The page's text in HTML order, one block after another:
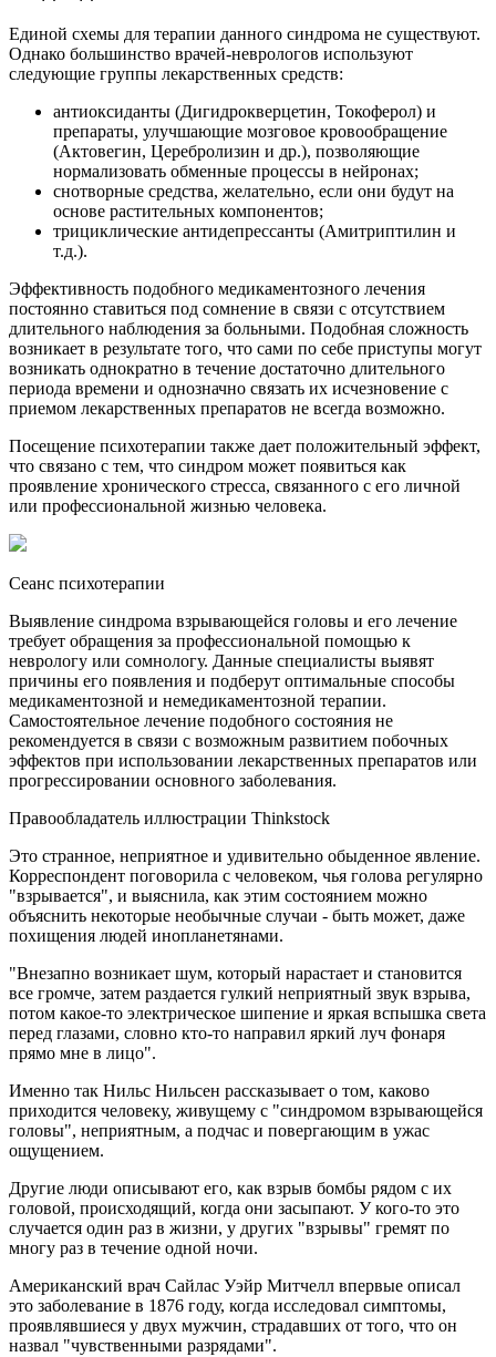
Единой схемы для терапии данного синдрома не существуют.
Однако большинство врачей-неврологов используют
следующие группы лекарственных средств:
антиоксиданты (Дигидрокверцетин, Токоферол) и
препараты, улучшающие мозговое кровообращение
(Актовегин, Церебролизин и др.), позволяющие
нормализовать обменные процессы в нейронах;
снотворные средства, желательно, если они будут на
основе растительных компонентов;
трициклические антидепрессанты (Амитриптилин и
т.д.).
Эффективность подобного медикаментозного лечения
постоянно ставиться под сомнение в связи с отсутствием
длительного наблюдения за больными. Подобная сложность
возникает в результате того, что сами по себе приступы могут
возникать однократно в течение достаточно длительного
периода времени и однозначно связать их исчезновение с
приемом лекарственных препаратов не всегда возможно.
Посещение психотерапии также дает положительный эффект,
что связано с тем, что синдром может появиться как
проявление хронического стресса, связанного с его личной
или профессиональной жизнью человека.
Сеанс психотерапии
Выявление синдрома взрывающейся головы и его лечение
требует обращения за профессиональной помощью к
неврологу или сомнологу. Данные специалисты выявят
причины его появления и подберут оптимальные способы
медикаментозной и немедикаментозной терапии.
Самостоятельное лечение подобного состояния не
рекомендуется в связи с возможным развитием побочных
эффектов при использовании лекарственных препаратов или
прогрессировании основного заболевания.
Правообладатель иллюстрации Thinkstock
Это странное, неприятное и удивительно обыденное явление.
Корреспондент поговорила с человеком, чья голова регулярно
"взрывается", и выяснила, как этим состоянием можно
объяснить некоторые необычные случаи - быть может, даже
похищения людей инопланетянами.
"Внезапно возникает шум, который нарастает и становится
все громче, затем раздается гулкий неприятный звук взрыва,
потом какое-то электрическое шипение и яркая вспышка света
перед глазами, словно кто-то направил яркий луч фонаря
прямо мне в лицо".
Именно так Нильс Нильсен рассказывает о том, каково
приходится человеку, живущему с "синдромом взрывающейся
головы", неприятным, а подчас и повергающим в ужас
ощущением.
Другие люди описывают его, как взрыв бомбы рядом с их
головой, происходящий, когда они засыпают. У кого-то это
случается один раз в жизни, у других "взрывы" гремят по
многу раз в течение одной ночи.
Американский врач Сайлас Уэйр Митчелл впервые описал
это заболевание в 1876 году, когда исследовал симптомы,
проявлявшиеся у двух мужчин, страдавших от того, что он
назвал "чувственными разрядами".